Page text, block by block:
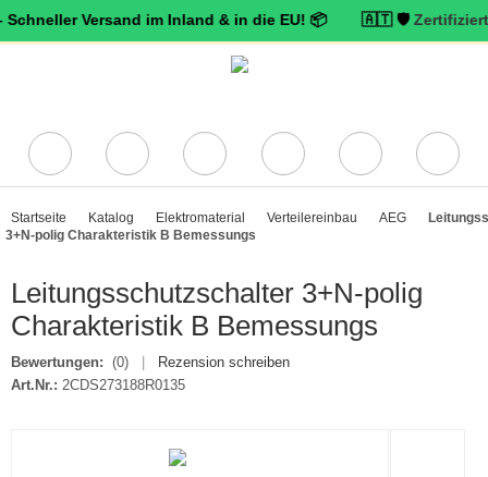
Versand im Inland & in die EU! 📦 🇦🇹 🛡️ Zertifizierter
Startseite Katalog Elektromaterial Verteilereinbau AEG
3+N-polig Charakteristik B Bemessungs
Leitungsschutzschalter 3+N-polig
Charakteristik B Bemessungs
Bewertungen: (0)
Rezension schreiben
Art.Nr.: 2CDS273188R0135